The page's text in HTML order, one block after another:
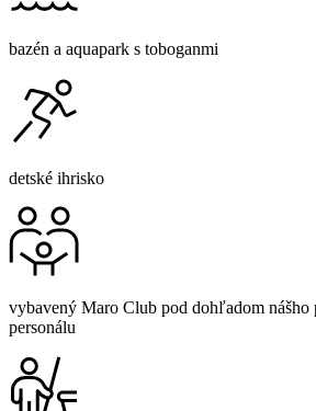
bazén a aquapark s toboganmi
detské ihrisko
vybavený Maro Club pod dohľadom nášho
personálu